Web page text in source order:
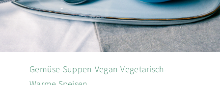
EN
Gemüse-Suppen-Vegan-Vegetarisch-